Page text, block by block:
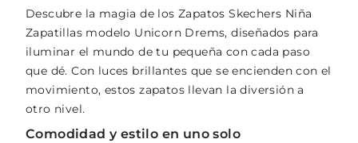
Descubre la magia de los Zapatos Skechers Niña
Zapatillas modelo Unicorn Drems, diseñados para
iluminar el mundo de tu pequeña con cada paso
que dé. Con luces brillantes que se encienden con el
movimiento, estos zapatos llevan la diversión a
otro nivel.
Comodidad y estilo en uno solo